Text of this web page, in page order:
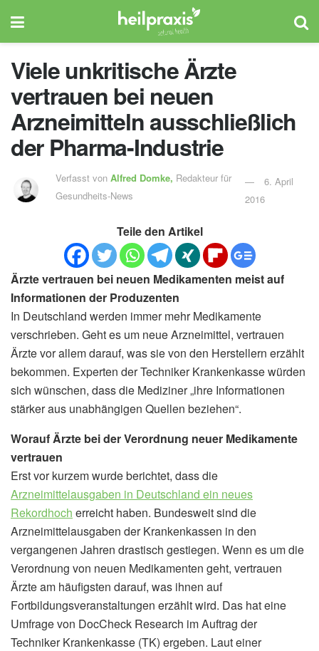
Viele unkritische Ärzte
vertrauen bei neuen
Arzneimitteln ausschließlich
der Pharma-Industrie
Verfasst vonAlfred Domke, Redakteur für
Gesundheits-News
6. April
2016
Teile den Artikel
Ärzte vertrauen bei neuen Medikamenten meist auf
Informationen der Produzenten
In Deutschland werden immer mehr Medikamente
verschrieben. Geht es um neue Arzneimittel, vertrauen
Ärzte vor allem darauf, was sie von den Herstellern erzählt
bekommen. Experten der Techniker Krankenkasse würden
sich wünschen, dass die Mediziner „ihre Informationen
stärker aus unabhängigen Quellen beziehen“.
Worauf Ärzte bei der Verordnung neuer Medikamente
vertrauen
Erst vor kurzem wurde berichtet, dass die
Arzneimittelausgaben in Deutschland ein neues
Rekordhoch erreicht haben. Bundesweit sind die
Arzneimittelausgaben der Krankenkassen in den
vergangenen Jahren drastisch gestiegen. Wenn es um die
Verordnung von neuen Medikamenten geht, vertrauen
Ärzte am häufigsten darauf, was ihnen auf
Fortbildungsveranstaltungen erzählt wird. Das hat eine
Umfrage von DocCheck Research im Auftrag der
Techniker Krankenkasse (TK) ergeben. Laut einer